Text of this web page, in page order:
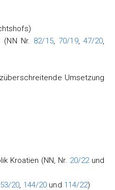
(NN Nr. 82/15, 70/19, 47/20,
Umsetzung
Kroatien (NN, Nr. 20/22und
53/20, 144/20 und 114/22)